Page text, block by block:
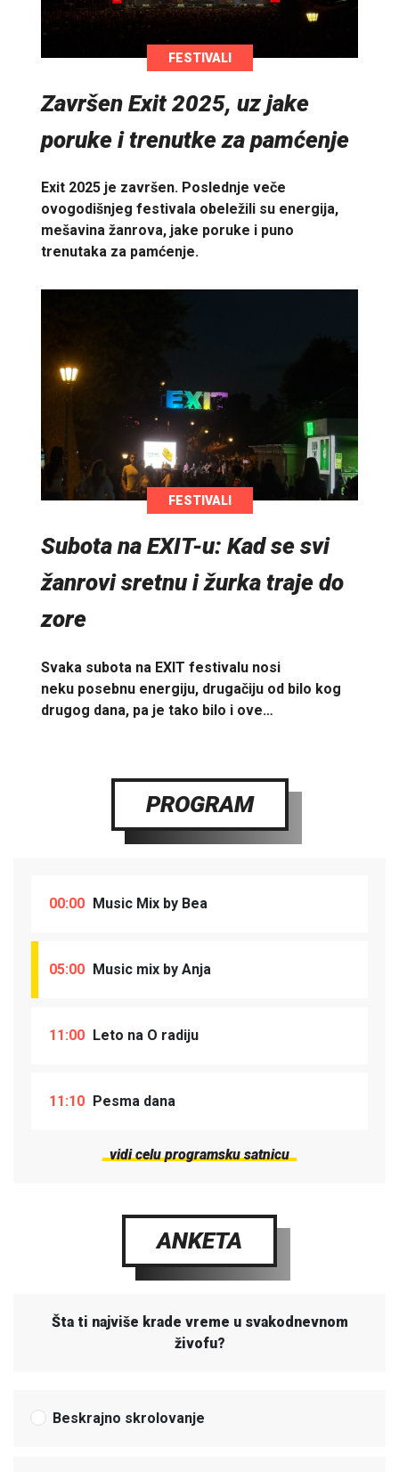
FESTIVALI
Završen Exit 2025, uz jake
poruke i trenutke za pamćenje
Exit 2025 je završen. Poslednje veče
ovogodišnjeg festivala obeležili su energija,
mešavina žanrova, jake poruke i puno
trenutaka za pamćenje.
FESTIVALI
Subota na EXIT-u: Kad se svi
žanrovi sretnu i žurka traje do
zore
Svaka subota na EXIT festivalu nosi
neku posebnu energiju, drugačiju od bilo kog
drugog dana, pa je tako bilo i ove…
PROGRAM
00:00 Music Mix by Bea
05:00 Music mix by Anja
11:00 Leto na O radiju
11:10 Pesma dana
vidi celu programsku satnicu
ANKETA
Šta ti najviše krade vreme u svakodnevnom
živofu?
Beskrajno skrolovanje